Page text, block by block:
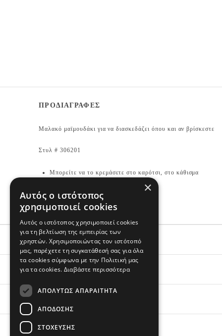
ΠΡΟΔΙΑΓΡΑΦΕΣ
Μαλακό μαϊμουδάκι για να διασκεδάζει όπου και αν βρίσκεστε
Στυλ # 306201
Μπορείτε να το κρεμάσετε στο καρότσι, στο κάθισμα
BPA-free, PVC-free & Phthalate-free
ΕΞΥΠΗΡΕΤΗΣΗ
ΟΙ ΑΓΟΡΕΣ ΣΟΥ
ΣΧΕΤΙΚΑ ΜΕ ΕΜΑΣ
BRANDS
×
Αυτός ο ιστότοπος
χρησιμοποιεί cookies
Αυτός ο ιστότοπος χρησιμοποιεί cookies
για τη βελτίωση της εμπειρίας των
χρηστών. Χρησιμοποιώντας τον ιστότοπό
μας, παρέχετε τη συγκατάθεσή σας για όλα
τα cookies σύμφωνα με την Πολιτική μας
για τα cookies. Διαβάστε περισσότερα
ΑΠΟΛΎΤΩΣ ΑΠΑΡΑΊΤΗΤΑ
ΑΠΌΔΟΣΗΣ
ΣΤΌΧΕΥΣΗΣ